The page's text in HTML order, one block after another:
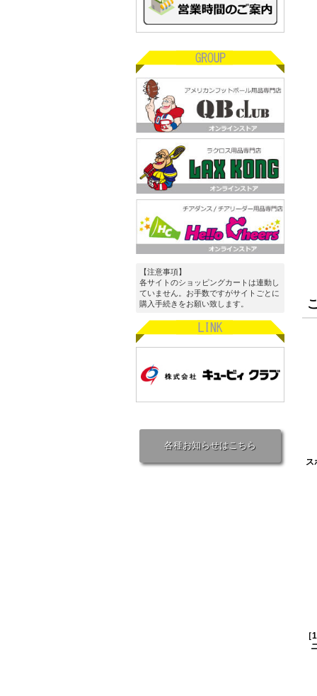
【注意事項】
各サイトのショッピングカートは連動し
ていません。お手数ですがサイトごとに
購入手続きをお願い致します。
各種お知らせはこちら
ス